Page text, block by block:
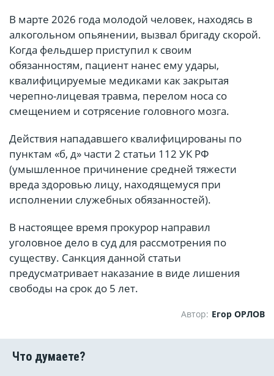
В марте 2026 года молодой человек, находясь в
алкогольном опьянении, вызвал бригаду скорой.
Когда фельдшер приступил к своим
обязанностям, пациент нанес ему удары,
квалифицируемые медиками как закрытая
черепно-лицевая травма, перелом носа со
смещением и сотрясение головного мозга.
Действия нападавшего квалифицированы по
пунктам «б, д» части 2 статьи 112 УК РФ
(умышленное причинение средней тяжести
вреда здоровью лицу, находящемуся при
исполнении служебных обязанностей).
В настоящее время прокурор направил
уголовное дело в суд для рассмотрения по
существу. Санкция данной статьи
предусматривает наказание в виде лишения
свободы на срок до 5 лет.
Автор: Егор ОРЛОВ